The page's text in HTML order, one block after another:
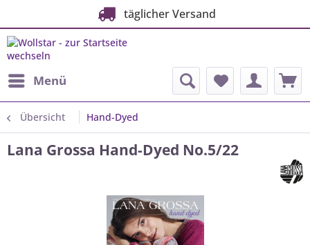
täglicher Versand
Menü
Übersicht Hand-Dyed
Lana Grossa Hand-Dyed No.5/22